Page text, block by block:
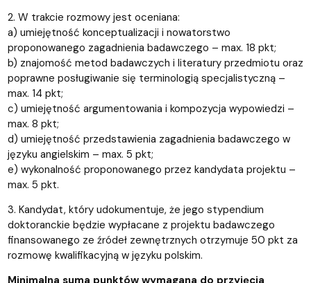
2. W trakcie rozmowy jest oceniana:
a) umiejętność konceptualizacji i nowatorstwo
proponowanego zagadnienia badawczego – max. 18 pkt;
b) znajomość metod badawczych i literatury przedmiotu oraz
poprawne posługiwanie się terminologią specjalistyczną –
max. 14 pkt;
c) umiejętność argumentowania i kompozycja wypowiedzi –
max. 8 pkt;
d) umiejętność przedstawienia zagadnienia badawczego w
języku angielskim – max. 5 pkt;
e) wykonalność proponowanego przez kandydata projektu –
max. 5 pkt.
3. Kandydat, który udokumentuje, że jego stypendium
doktoranckie będzie wypłacane z projektu badawczego
finansowanego ze źródeł zewnętrznych otrzymuje 50 pkt za
rozmowę kwalifikacyjną w języku polskim.
Minimalna suma punktów wymagana do przyjęcia